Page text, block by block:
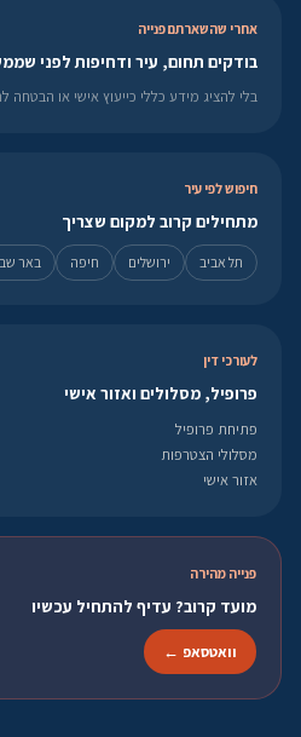
אחרי שהשארתם פנייה
בודקים תחום, עיר ודחיפות לפני
בלי להציג מידע כללי כייעוץ אישי או הבטחה
חיפוש לפי עיר
מתחילים קרוב למקום שצריך
תל אביב ירושלים חיפה באר
לעורכי דין
פרופיל, מסלולים ואזור אישי
פתיחת פרופיל
מסלולי הצטרפות
אזור אישי
פנייה מהירה
מועד קרוב? עדיף להתחיל עכשיו
וואטסאפ ←